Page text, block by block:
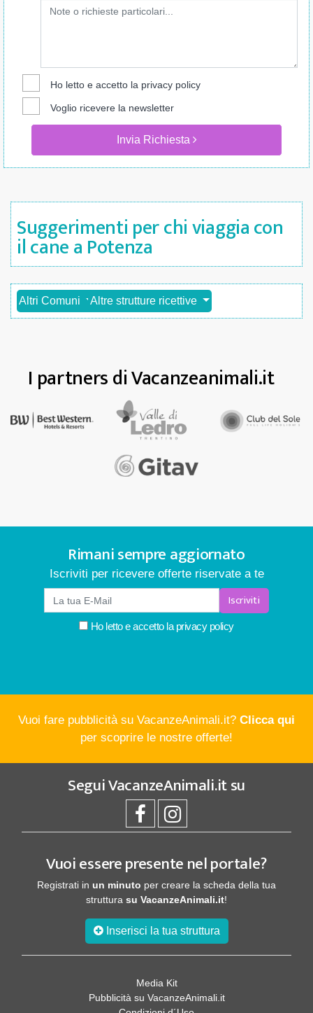
Ho letto e accetto la privacy policy
Voglio ricevere la newsletter
Invia Richiesta
Suggerimenti per chi viaggia con
il cane a Potenza
Altri Comuni Altre strutture ricettive
I partners di Vacanzeanimali.it
Rimani sempre aggiornato
Iscriviti per ricevere offerte riservate a te
Iscriviti
Ho letto e accetto laprivacy policy
Vuoi fare pubblicità su VacanzeAnimali.it? Clicca qui
per scoprire le nostre offerte!
SeguiVacanzeAnimali.itsu
Vuoi essere presente nel portale?
Registrati in un minuto per creare la scheda della tua
struttura su VacanzeAnimali.it!
Inserisci la tua struttura
Media Kit
Pubblicità su VacanzeAnimali.it